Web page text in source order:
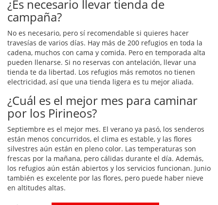
¿Es necesario llevar tienda de
campaña?
No es necesario, pero sí recomendable si quieres hacer
travesías de varios días. Hay más de 200 refugios en toda la
cadena, muchos con cama y comida. Pero en temporada alta
pueden llenarse. Si no reservas con antelación, llevar una
tienda te da libertad. Los refugios más remotos no tienen
electricidad, así que una tienda ligera es tu mejor aliada.
¿Cuál es el mejor mes para caminar
por los Pirineos?
Septiembre es el mejor mes. El verano ya pasó, los senderos
están menos concurridos, el clima es estable, y las flores
silvestres aún están en pleno color. Las temperaturas son
frescas por la mañana, pero cálidas durante el día. Además,
los refugios aún están abiertos y los servicios funcionan. Junio
también es excelente por las flores, pero puede haber nieve
en altitudes altas.